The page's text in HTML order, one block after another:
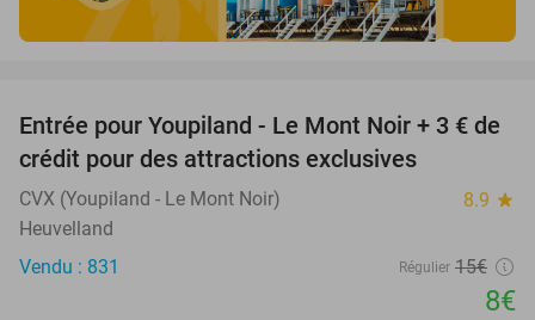
47%
Entrée pour Youpiland - Le Mont Noir + 3 € de
crédit pour des attractions exclusives
CVX (Youpiland - Le Mont Noir) 8.9 star
Heuvelland
Vendu : 831
Régulier 15€
8€